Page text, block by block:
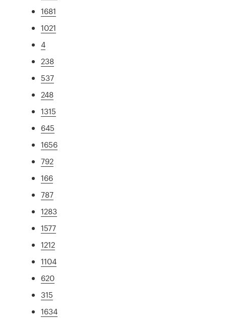
1681
1021
4
238
537
248
1315
645
1656
792
166
787
1283
1577
1212
1104
620
315
1634